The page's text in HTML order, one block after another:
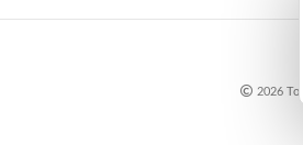
2026